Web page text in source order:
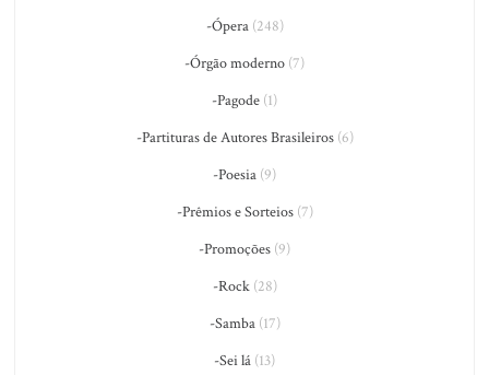
-Ópera(248)
-Órgão moderno (7)
-Pagode (1)
-Partituras de Autores Brasileiros(6)
-Poesia (9)
-Prêmios e Sorteios(7)
-Promoções (9)
-Rock(28)
-Samba(17)
-Sei lá (13)